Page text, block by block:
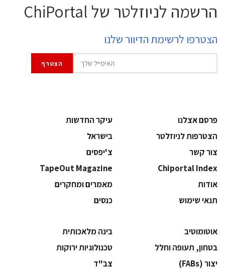
הרשמה לניוזלטר של ChiPortal
הצטרפו לרשימת הדיוור שלנו
פרסם אצלנו
עיקר החדשות
הצטרפות לניוזלטר
בישראל
צור קשר
צ'יפסים
Chiportal Index
TapeOut Magazine
אודות
מאמרים ומחקרים
תנאי שימוש
כנסים
אוטומוטיב
בינה מלאכותית
בטחון, תעופה וחלל
‫טכנולוגיות ירוקות‬
‫יצור (‪(FABs‬‬
‫צב"ד‬